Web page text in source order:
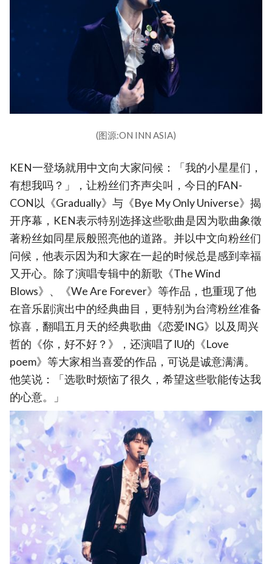
(图源:ON INN ASIA)
KEN一登场就用中文向大家问候：「我的小星星们，
有想我吗？」，让粉丝们齐声尖叫，今日的FAN-
CON以《Gradually》与《Bye My Only Universe》揭
开序幕，KEN表示特别选择这些歌曲是因为歌曲象徵
著粉丝如同星辰般照亮他的道路。并以中文向粉丝们
问候，他表示因为和大家在一起的时候总是感到幸福
又开心。除了演唱专辑中的新歌《The Wind
Blows》、《We Are Forever》等作品，也重现了他
在音乐剧演出中的经典曲目，更特别为台湾粉丝准备
惊喜，翻唱五月天的经典歌曲《恋爱ING》以及周兴
哲的《你，好不好？》，还演唱了IU的《Love
poem》等大家相当喜爱的作品，可说是诚意满满。
他笑说：「选歌时烦恼了很久，希望这些歌能传达我
的心意。」